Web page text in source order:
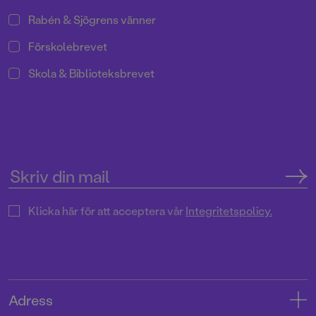
Rabén & Sjögrens vänner
Förskolebrevet
Skola & Biblioteksbrevet
Klicka här för att acceptera vårIntegritetspolicy.
Adress